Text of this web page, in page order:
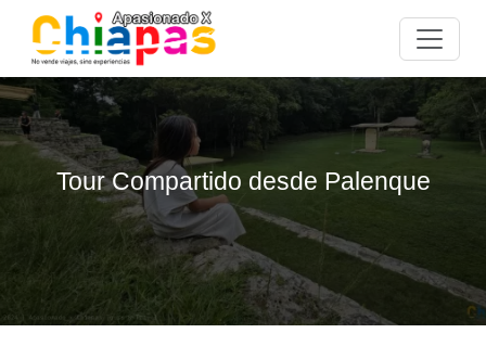
Tour Compartido desde Palenque